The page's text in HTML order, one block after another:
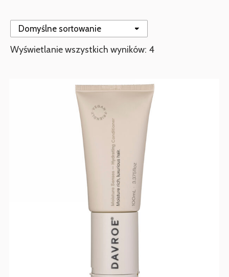
Wyświetlanie wszystkich wyników: 4